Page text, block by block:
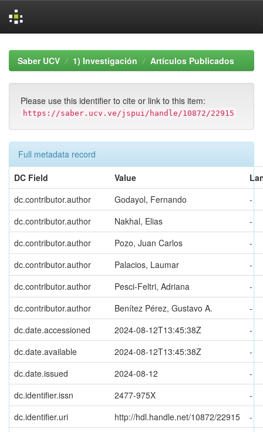
navigationSaber UCV 1) Investigación Artículos Publicados
Please use this identifier to cite or link to this item:
https://saber.ucv.ve/jspui/handle/10872/22915
Full metadata record
DC Field
Value
dc.contributor.author
Godayol, Fernando
-
dc.contributor.author
Nakhal, Elias
-
dc.contributor.author
Pozo, Juan Carlos
-
dc.contributor.author
Palacios, Laumar
-
dc.contributor.author
Pesci-Feltri, Adriana
-
dc.contributor.author
Benítez Pérez, Gustavo A.
-
dc.date.accessioned
2024-08-12T13:45:38Z
-
dc.date.available
2024-08-12T13:45:38Z
-
dc.date.issued
2024-08-12
-
dc.identifier.issn
2477-975X
-
dc.identifier.uri
http://hdl.handle.net/10872/22915
-